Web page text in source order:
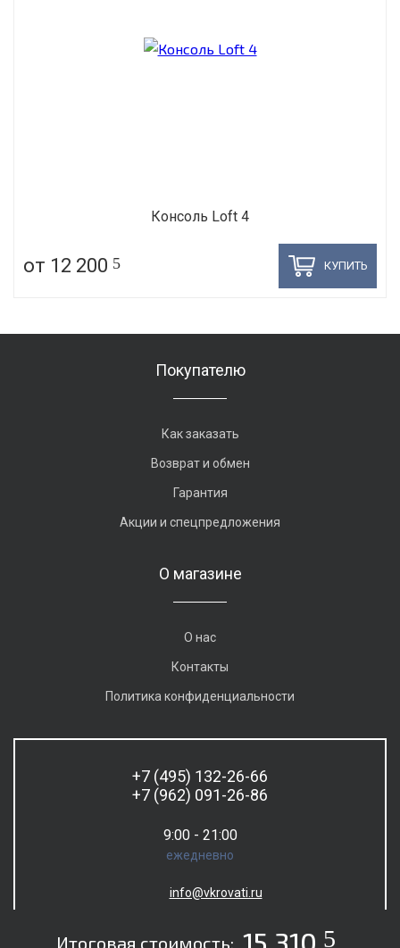
Итоговая стоимость: 5
Консоль Loft 4
от 12 200 5 КУПИТЬ
Покупателю
Как заказать
Возврат и обмен
Гарантия
Акции и спецпредложения
О магазине
О нас
Контакты
Политика конфиденциальности
+7 (495) 132-26-66
+7 (962) 091-26-86
9:00 - 21:00
ежедневно
info@vkrovati.ru